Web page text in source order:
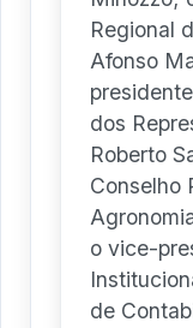
Regional
Afonso
dos
Roberto
Conselho
o vice-
de